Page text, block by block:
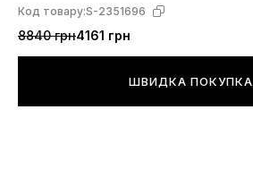
Код товару:S-2351696
8840 грн4161 грн
ШВИДКА ПОКУПКА